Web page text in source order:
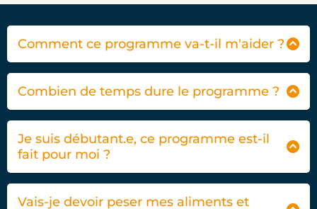
Comment ce programme va-t-il m'aider ?
Road to RX répond aux vraies questions que se
Pas avec des règles toutes faites, mais avec une
votre nutrition.
Le programme vous aide notamment à répondre
à des questions comme :
Combien de temps dure le programme ?
Le programme n’a pas de durée fixe : il est conçu
pour être suivi de manière autonome.
Vousavancez à votre rythme
, selon vos objectifs
Une fois inscrit.e, vous avez unaccès illimité
Je suis débutant.e, ce programme est-il
fait pour moi ?
Bien entendu !
Ce programme est fait pour lescrossfiteur
Vais-je devoir peser mes aliments et